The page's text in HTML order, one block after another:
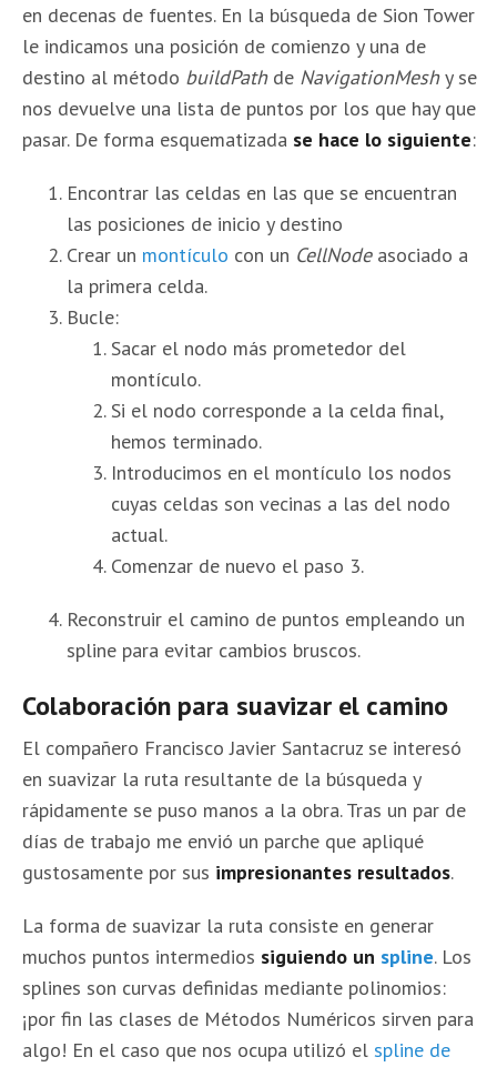
en decenas de fuentes. En la búsqueda de Sion Tower
le indicamos una posición de comienzo y una de
destino al método buildPathde NavigationMeshy se
nos devuelve una lista de puntos por los que hay que
pasar. De forma esquematizada se hace lo siguiente:
Encontrar las celdas en las que se encuentran
las posiciones de inicio y destino
Crear un montículo con un CellNodeasociado a
la primera celda.
Bucle:
Sacar el nodo más prometedor del
montículo.
Si el nodo corresponde a la celda final,
hemos terminado.
Introducimos en el montículo los nodos
cuyas celdas son vecinas a las del nodo
actual.
Comenzar de nuevo el paso 3.
Reconstruir el camino de puntos empleando un
spline para evitar cambios bruscos.
Colaboración para suavizar el camino
El compañero Francisco Javier Santacruz se interesó
en suavizar la ruta resultante de la búsqueda y
rápidamente se puso manos a la obra. Tras un par de
días de trabajo me envió un parche que apliqué
gustosamente por sus impresionantes resultados.
La forma de suavizar la ruta consiste en generar
muchos puntos intermedios siguiendo un spline. Los
splines son curvas definidas mediante polinomios:
¡por fin las clases de Métodos Numéricos sirven para
algo! En el caso que nos ocupa utilizó el spline de